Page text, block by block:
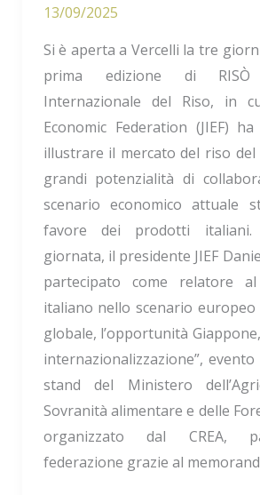
13/09/2025
Si è aperta a Vercelli la tre
prima edizione di
Internazionale del Riso, in
Economic Federation (JIEF)
illustrare il mercato del riso del
grandi potenzialità di
scenario economico attuale
favore dei prodotti italiani.
giornata, il presidente JIEF
partecipato come relatore
italiano nello scenario
globale, l’opportunità
internazionalizzazione”,
stand del Ministero
Sovranità alimentare e delle
organizzato dal CREA,
federazione grazie al